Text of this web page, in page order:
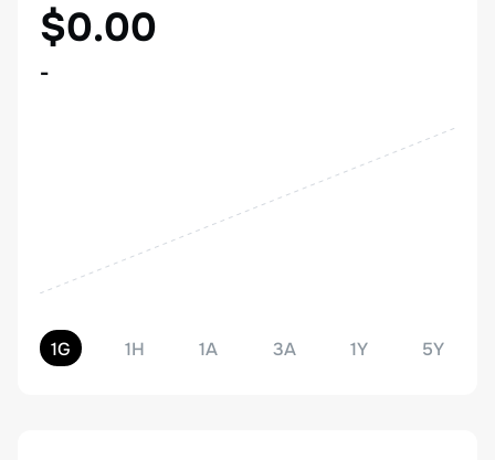
$0.00
-
1G 1H 1A 3A 1Y 5Y